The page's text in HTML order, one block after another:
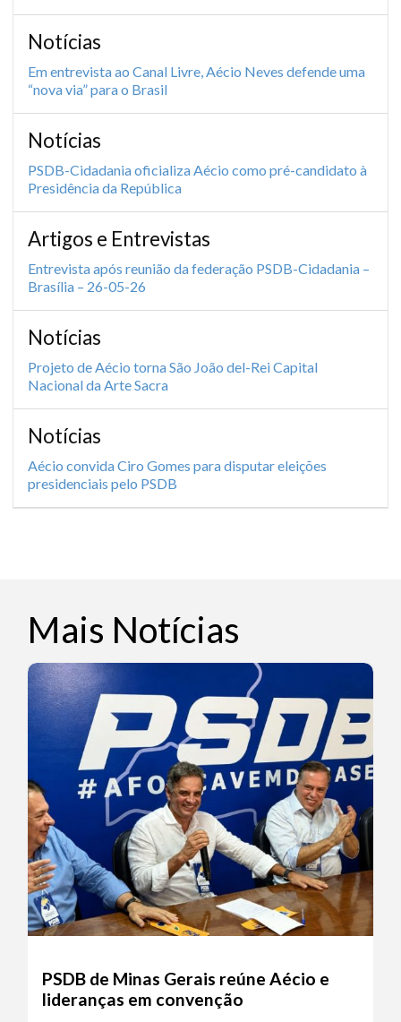
Notícias
Em entrevista ao Canal Livre, Aécio Neves defende uma
“nova via” para o Brasil
Notícias
PSDB-Cidadania oficializa Aécio como pré-candidato à
Presidência da República
Artigos e Entrevistas
Entrevista após reunião da federação PSDB-Cidadania –
Brasília – 26-05-26
Notícias
Projeto de Aécio torna São João del-Rei Capital
Nacional da Arte Sacra
Notícias
Aécio convida Ciro Gomes para disputar eleições
presidenciais pelo PSDB
Mais Notícias
PSDB de Minas Gerais reúne Aécio e
lideranças em convenção